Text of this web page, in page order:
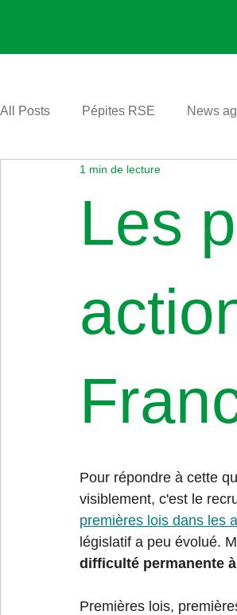
All Posts Pépites RSE News
Les
1 min de lecture
Pour répondre à cette
visiblement, c'est le
premières lois dans les
législatif a peu évolué.
difficulté permanente
Premières lois,